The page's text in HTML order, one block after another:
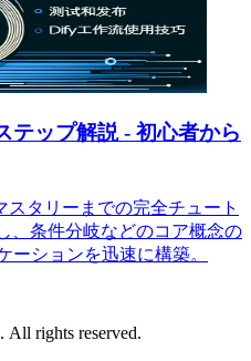
テップ解説 - 初心者から
タリーまでの完全チュート
、条件分岐などのコア概念の
ションを迅速に構築。
rights reserved.